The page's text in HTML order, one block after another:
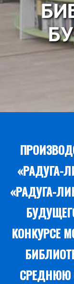
«РАДУГА-
«РАДУГА-
КОНКУРСЕ
СРЕДНЮЮ